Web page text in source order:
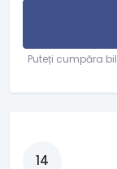
Puteți cumpăra
14